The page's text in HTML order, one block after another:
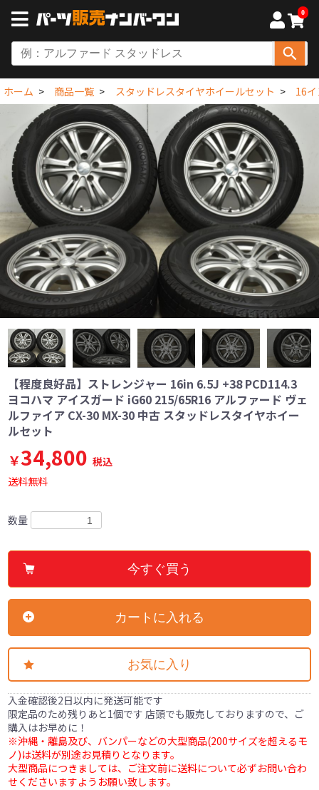
0
ホーム 商品一覧 スタッドレスタイヤホイールセット 16
【程度良好品】ストレンジャー 16in 6.5J +38 PCD114.3
ヨコハマ アイスガード iG60 215/65R16 アルファード ヴェ
ルファイア CX-30 MX-30 中古 スタッドレスタイヤホイー
ルセット
￥34,800 税込
送料無料
数量
今すぐ買う
カートに入れる
お気に入り
入金確認後2日以内に発送可能です
限定品のため残りあと1個です 店頭でも販売しておりますので、ご
購入はお早めに！
※沖縄・離島及び、バンパーなどの大型商品(200サイズを超えるモ
ノ)は送料が別途お見積りとなります。
大型商品につきましては、ご注文前に送料について必ずお問い合わ
せくださいますようお願い致します。